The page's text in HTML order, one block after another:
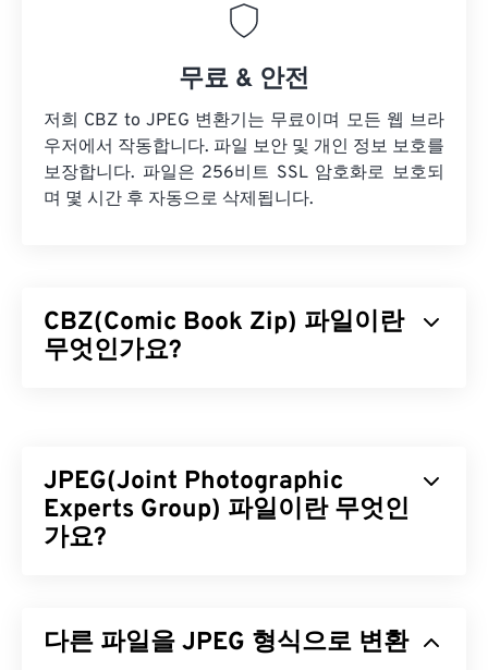
무료 & 안전
저희 CBZ to JPEG 변환기는 무료이며 모든 웹 브라
우저에서 작동합니다. 파일 보안 및 개인 정보 보호를
보장합니다. 파일은 256비트 SSL 암호화로 보호되
며 몇 시간 후 자동으로 삭제됩니다.
CBZ(Comic Book Zip) 파일이란
무엇인가요?
여 CBZ의 압축을 풀 수 있습니다. CBZ는 만화 전자
책 제작에 유용한 파일 형식입니다. 파일 이름의
"CB"는 만화책 파일이 포함되어 있음을 나타내며,
CBZ는 기본적으로 프리웨어인
CDisplay Comic
JPEG(Joint Photographic
Experts Group) 파일이란 무엇인
가요?
파일 형식입니다. JPEG가 제공하는 뛰어난 압축률
다른 파일을 JPEG 형식으로 변환